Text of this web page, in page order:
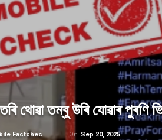
থোৱা তম্বু উৰি যোৱাৰ পুৰণি
Bureau On Sep 20, 2025